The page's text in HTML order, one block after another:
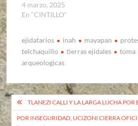
4 marzo, 2025
En "CINTILLO"
ejidatarios inah mayapan
telchaquillo
tierras ejidales toma
arqueologicas
Navegación
de
TLANEZI CALLI Y LA LARGA LUCHA POR
POR INSEGURIDAD, UCIZONI CIERRA